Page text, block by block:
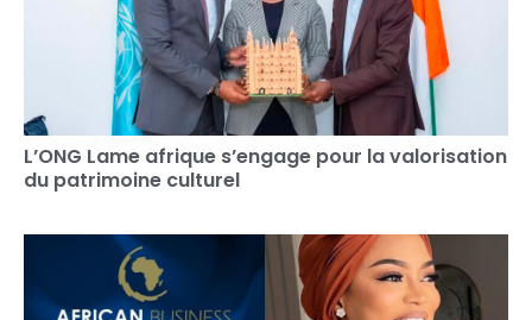
L’ONG Lame afrique s’engage pour la valorisation
du patrimoine culturel